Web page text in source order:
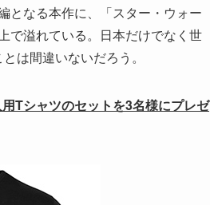
となる本作に、「スター・ウォー
で溢れている。日本だけでなく世
は間違いないだろう。
Tシャツのセットを3名様にプレゼ